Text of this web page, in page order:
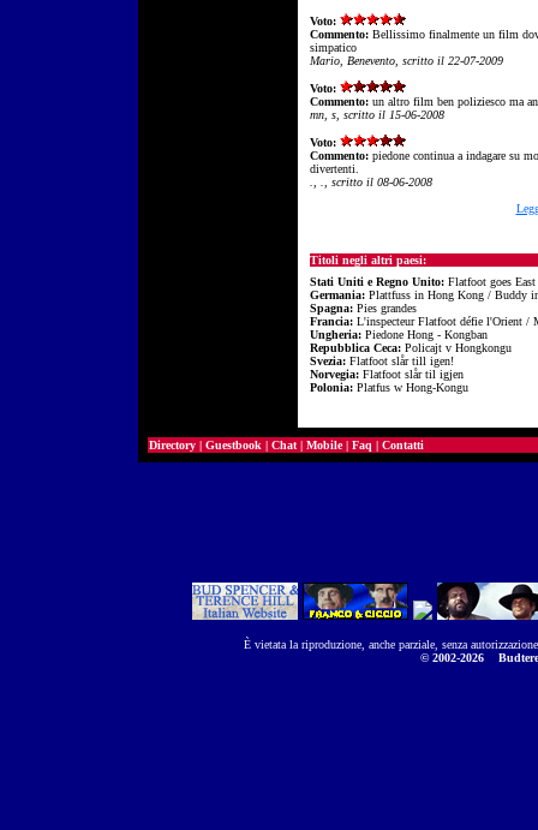
Voto:
Commento: Bellissimo finalmente un film
simpatico
Mario, Benevento, scritto il 22-07-2009
Voto:
Commento: un altro film ben poliziesco ma
mn, s, scritto il 15-06-2008
Voto:
Commento: piedone continua a indagare su
divertenti.
., ., scritto il 08-06-2008
Titoli negli altri paesi:
Stati Uniti e Regno Unito: Flatfoot goes East
Germania: Plattfuss in Hong Kong / Buddy
Spagna: Pies grandes
Francia: L'inspecteur Flatfoot défie l'Orient /
Ungheria: Piedone Hong - Kongban
Repubblica Ceca: Policajt v Hongkongu
Svezia: Flatfoot slår till igen!
Norvegia: Flatfoot slår til igjen
Polonia: Platfus w Hong-Kongu
Directory | Guestbook | Chat | Mobile| Faq | Contatti
È vietata la riproduzione, anche parziale, senza
© 2002-2026